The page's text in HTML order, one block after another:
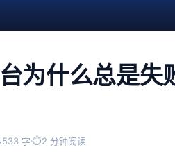
为什么总是失
533 字 ⏱2 分钟阅读